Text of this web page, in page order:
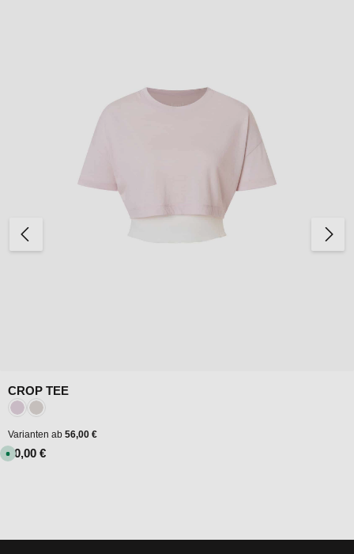
CROP TEE
Farbe:
Orchid Ice/Fresh White
White Stone Melange/Fresh White
Varianten ab 56,00 €
Regulärer Preis:
S
o
f
80,00 €